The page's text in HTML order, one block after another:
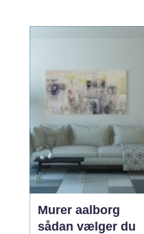
virksomheden. Når du
handler det typi...
Murer aalborg
sådan vælger du